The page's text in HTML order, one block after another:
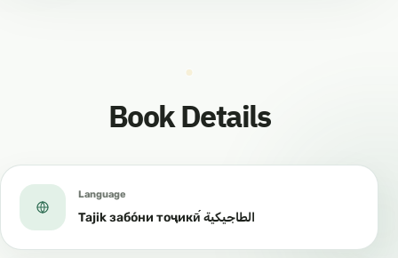
Book Details
Language
Tajik забо́ни тоҷикӣ́ الطاجيكية